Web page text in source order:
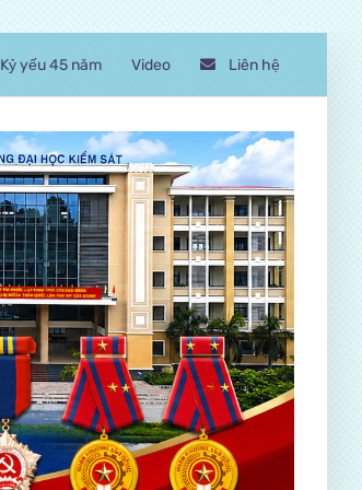
Kỷ yếu 45 năm Video Liên hệ